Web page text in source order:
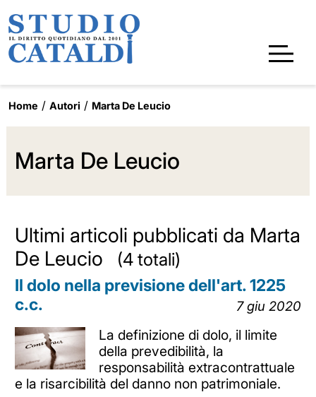
Home Autori Marta De Leucio
Marta De Leucio
Ultimi articoli pubblicati da Marta
De Leucio
(4 totali)
Il dolo nella previsione dell'art. 1225
c.c.
7 giu 2020
La definizione di dolo, il limite
della prevedibilità, la
responsabilità extracontrattuale
e la risarcibilità del danno non patrimoniale.